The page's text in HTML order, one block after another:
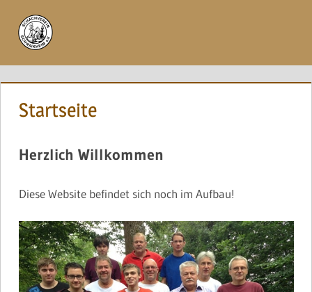
Inhalt
springen
Startseite
Herzlich Willkommen
Diese Website befindet sich noch im Aufbau!